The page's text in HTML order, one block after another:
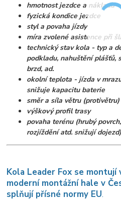
hmotnost jezdce a nákladu
fyzická kondice jezdce
styl a povaha jízdy
míra zvolené asistence při
technický stav kola - typ a
podkladu, nahuštění plášťů,
brzd, ad.
okolní teplota - jízda v
snižuje kapacitu baterie
směr a síla větru (protivětru)
výškový profil trasy
povaha terénu (hrubý
rozjíždění atd. snižují
Kola Leader Fox se montují
moderní montážní hale v
splňují přísné normy EU.